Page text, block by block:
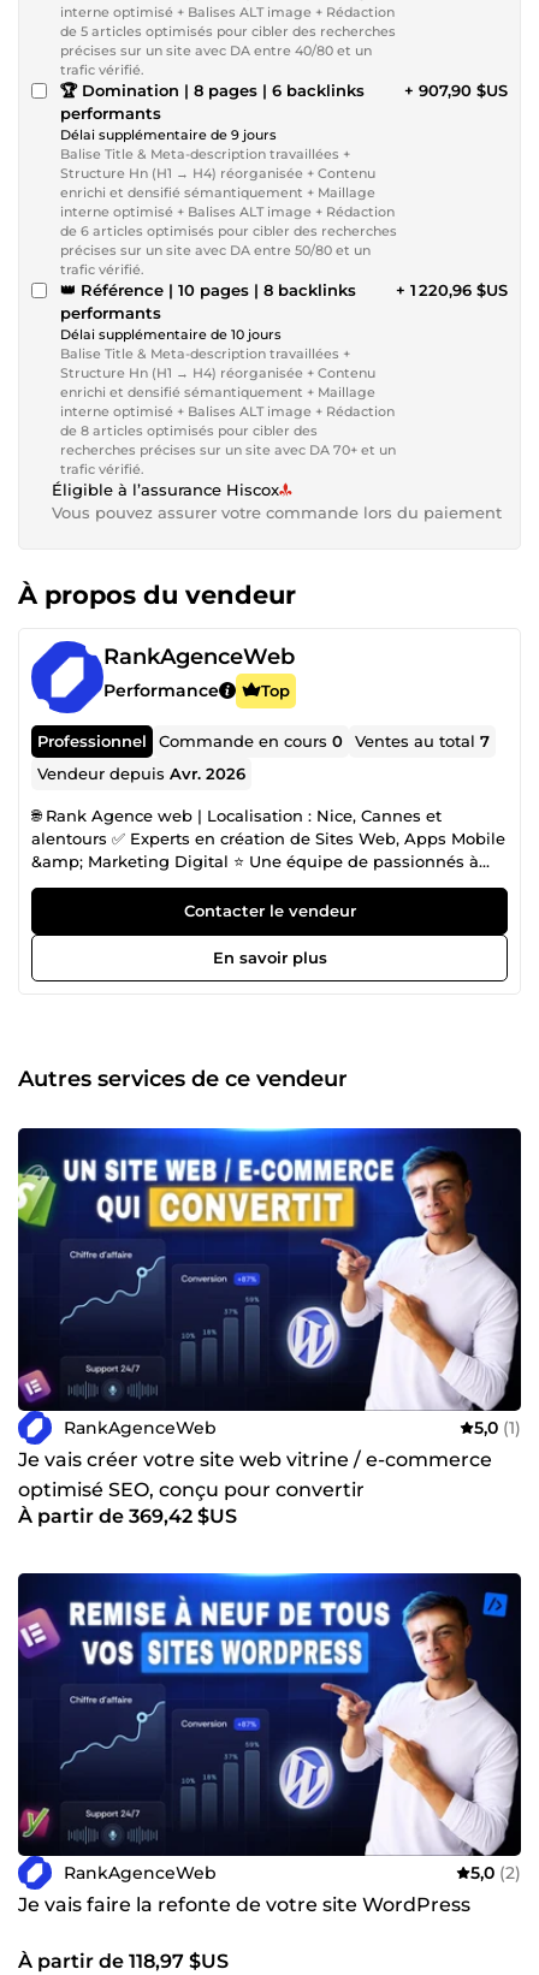
interne optimisé + Balises ALT image + Rédaction
de 5 articles optimisés pour cibler des recherches
précises sur un site avec DA entre 40/80 et un
trafic vérifié.
🏆 Domination | 8 pages | 6 backlinks
performants
Délai supplémentaire de 9 jours
Balise Title & Meta-description travaillées +
Structure Hn (H1 → H4) réorganisée + Contenu
enrichi et densifié sémantiquement + Maillage
interne optimisé + Balises ALT image + Rédaction
de 6 articles optimisés pour cibler des recherches
précises sur un site avec DA entre 50/80 et un
trafic vérifié.
+ 907,90 $US
👑 Référence | 10 pages | 8 backlinks
performants
Délai supplémentaire de 10 jours
Balise Title & Meta-description travaillées +
Structure Hn (H1 → H4) réorganisée + Contenu
enrichi et densifié sémantiquement + Maillage
interne optimisé + Balises ALT image + Rédaction
de 8 articles optimisés pour cibler des
recherches précises sur un site avec DA 70+ et un
trafic vérifié.
+ 1 220,96 $US
Éligible à l’assurance Hiscox
Vous pouvez assurer votre commande lors du paiement
À propos du vendeur
RankAgenceWeb
Performance Top
Professionnel Commande en cours0 Ventes au total7
Vendeur depuisAvr. 2026
🌐 Rank Agence web | Localisation : Nice, Cannes et
alentours ✅ Experts en création de Sites Web, Apps Mobile
&amp; Marketing Digital ⭐ Une équipe de passionnés à
votre service 🏆 Des résultats concrets pour votre business
➡️ 15 à 30 minutes d’échange offerts après le paiement
d’une prestation. Nous sommes une agence digitale
spécialisée dans la création de sites web, d'applications
mobiles et l'optimisation de votre visibilité en ligne. Nous
WordPress &amp; Shopify 📱 Développement
d'applications mobiles | iOS &amp; Android (Flutter) 📈
Publicité en ligne | Google Ads &amp; Meta Ads 🔒
Cybersécurité &amp; protection de vos données 🎨 Design
UI/UX moderne &amp; intuitif Nous avons accompagné de
nombreuses entreprises et entrepreneurs dans leur
transformation digitale, avec des résultats qui parlent
d'eux-mêmes. Et si vous étiez le prochain ? 🎁 Offert dès
votre première commande : un rendez-vous téléphonique
de 15 à 30 minutes pour bien cerner vos besoins, cadrer
votre projet ensemble et démarrer du bon pied ! 💬
Contactez-nous, on vous répond rapidement et avec le
sourire ! À très bientôt, l'équipe de Rank Agence Web 👋
Contacter le vendeur
En savoir plus
Autres services de ce vendeur
RankAgenceWeb 5,0 (1)
Je vais créer votre site web vitrine / e-commerce
optimisé SEO, conçu pour convertir
À partir de 369,42 $US
RankAgenceWeb 5,0 (2)
Je vais faire la refonte de votre site WordPress
À partir de 118,97 $US